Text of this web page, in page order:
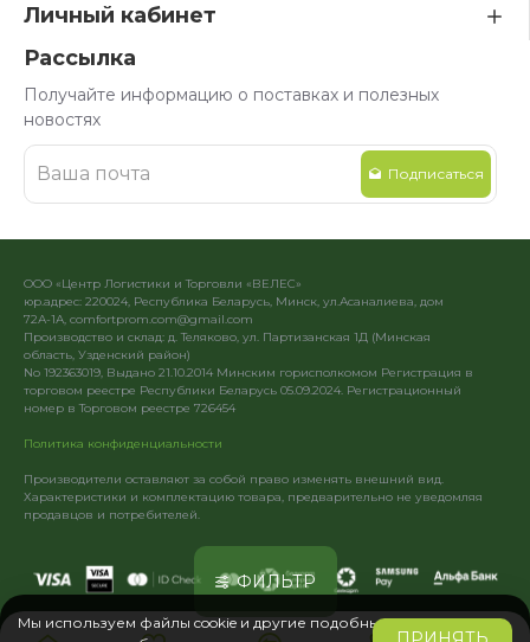
Личный кабинет
Рассылка
Получайте информацию о поставках и полезных
новостях
Подписаться
ООО «Центр Логистики и Торговли «ВЕЛЕС»
юр.адрес: 220024, Республика Беларусь, Минск, ул.Асаналиева, дом
72А-1А, comfortprom.com@gmail.com
Производство и склад: д. Теляково, ул. Партизанская 1Д (Минская
область, Узденский район)
No 192363019, Выдано 21.10.2014 Минским горисполкомом Регистрация в
торговом реестре Республики Беларусь 05.09.2024. Регистрационный
номер в Торговом реестре 726454
Политика конфиденциальности
Производители оставляют за собой право изменять внешний вид.
Характеристики и комплектацию товара, предварительно не уведомляя
продавцов и потребителей.
Мы используем файлы cookie и другие подобные
ФИЛЬТР